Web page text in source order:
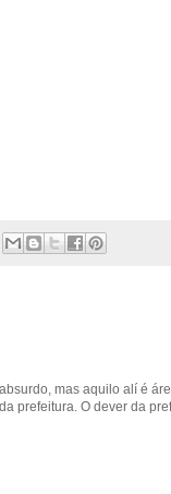
mas aquilo alí é
prefeitura. O dever da